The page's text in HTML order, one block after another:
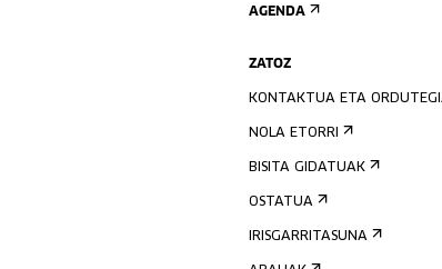
AGENDA
ZATOZ
KONTAKTUA ETA
NOLA ETORRI
BISITA GIDATUAK
OSTATUA
IRISGARRITASUNA